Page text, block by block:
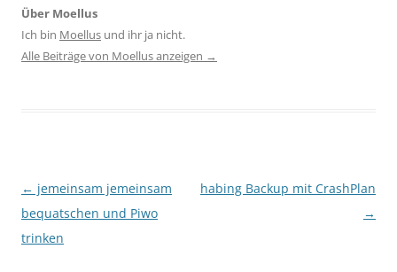
Über Moellus
Ich bin Moellus und ihr ja nicht.
Alle Beiträge von Moellus anzeigen →
Beitragsnavigation
← jemeinsam jemeinsam
bequatschen und Piwo
trinken
habing Backup mit CrashPlan
→